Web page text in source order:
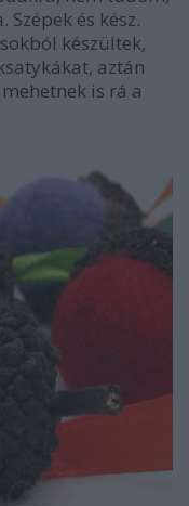
és kész.
készültek,
aztán
is rá a